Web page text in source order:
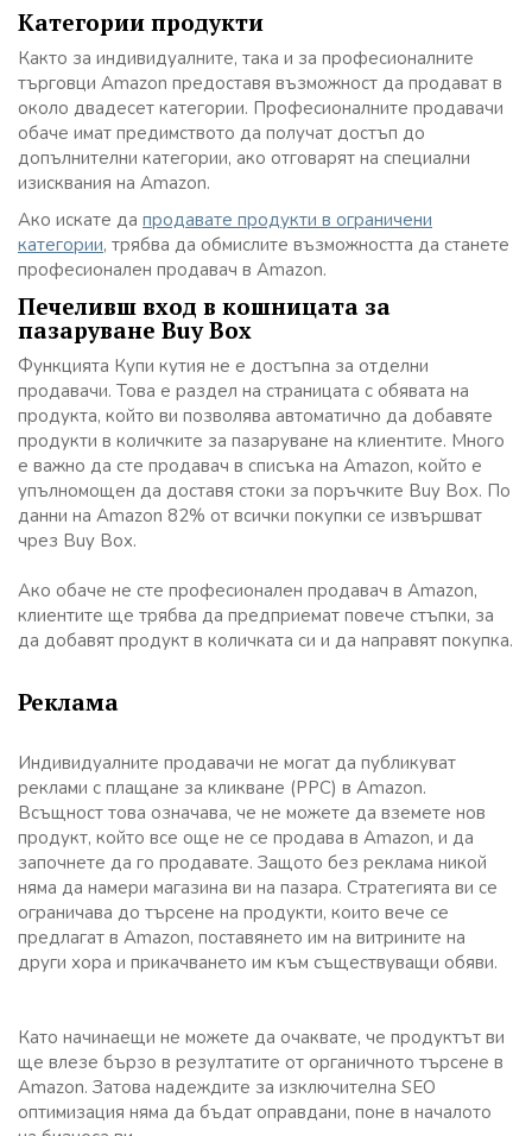
Категории продукти
Както за индивидуалните, така и за професионалните
търговци Amazon предоставя възможност да продават в
около двадесет категории. Професионалните продавачи
обаче имат предимството да получат достъп до
допълнителни категории, ако отговарят на специални
изисквания на Amazon.
Ако искате да продавате продукти в ограничени
категории, трябва да обмислите възможността да станете
професионален продавач в Amazon.
Печеливш вход в кошницата за
пазаруване Buy Box
Функцията Купи кутия не е достъпна за отделни
продавачи. Това е раздел на страницата с обявата на
продукта, който ви позволява автоматично да добавяте
продукти в количките за пазаруване на клиентите. Много
е важно да сте продавач в списъка на Amazon, който е
упълномощен да доставя стоки за поръчките Buy Box. По
данни на Amazon 82% от всички покупки се извършват
чрез Buy Box.
Ако обаче не сте професионален продавач в Amazon,
клиентите ще трябва да предприемат повече стъпки, за
да добавят продукт в количката си и да направят покупка.
Реклама
Индивидуалните продавачи не могат да публикуват
реклами с плащане за кликване (PPC) в Amazon.
Всъщност това означава, че не можете да вземете нов
продукт, който все още не се продава в Amazon, и да
започнете да го продавате. Защото без реклама никой
няма да намери магазина ви на пазара. Стратегията ви се
ограничава до търсене на продукти, които вече се
предлагат в Amazon, поставянето им на витрините на
други хора и прикачването им към съществуващи обяви.
Като начинаещи не можете да очаквате, че продуктът ви
ще влезе бързо в резултатите от органичното търсене в
Amazon. Затова надеждите за изключителна SEO
оптимизация няма да бъдат оправдани, поне в началото